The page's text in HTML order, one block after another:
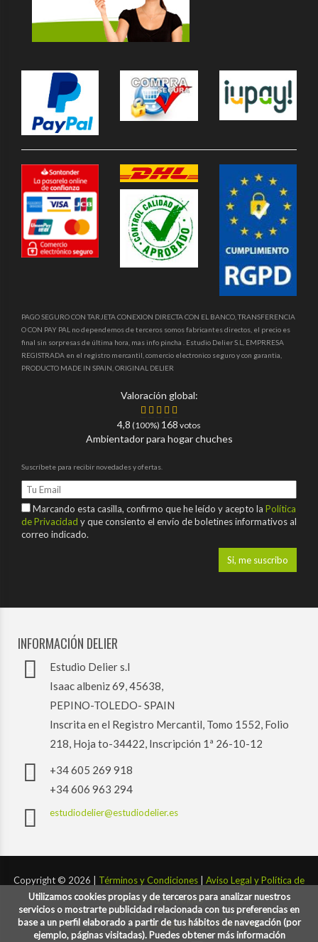
Utilizamos cookies propias y de terceros para analizar nuestros
servicios o mostrarte publicidad relacionada con tus preferencias en
base a un perfil elaborado a partir de tus hábitos de navegación (por
ejemplo, páginas visitadas). Puedes obtener más información
PAGO SEGURO CON TARJETA CONEXION DIRECTA CON EL BANCO, TRANSFERENCIA
O CON PAY PAL no dependemos de terceros somos fabricantes directos, el precio es
final sin sorpresas de última hora, mas info pincha . Estudio Delier S.L, EMPRRESA
REGISTRADA en el registro mercantil, comercio electronico seguro y con garantia,
PRODUCTO MADE IN SPAIN, ORIGINAL DELIER
Valoración global:
4,8 (100%) 168 votos
Ambientador para hogar chuches
Suscríbete para recibir novedades y ofertas.
Marcando esta casilla, confirmo que he leído y acepto la Política
de Privacidad y que consiento el envío de boletines informativos al
correo indicado.
INFORMACIÓN DELIER
Estudio Delier s.l
Isaac albeniz 69, 45638,
PEPINO-TOLEDO- SPAIN
Inscrita en el Registro Mercantil, Tomo 1552, Folio
218, Hoja to-34422, Inscripción 1ª 26-10-12
+34 605 269 918
+34 606 963 294
estudiodelier@estudiodelier.es
Copyright © 2026 | Términos y Condiciones
Aviso Legal y Política de
Privacidad y Cookies
Desarrollado por:codigoconsentido.com